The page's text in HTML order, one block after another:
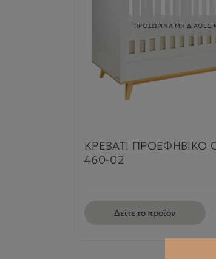
460-02
ΠΡΟΣΩΡΙΝΑ ΜΗ
Δείτε το προϊόν